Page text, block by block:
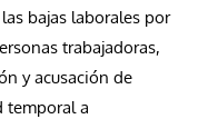
bajas laborales por
trabajadoras,
y acusación de
temporal a